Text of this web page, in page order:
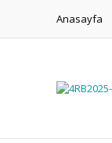
Anasayfa